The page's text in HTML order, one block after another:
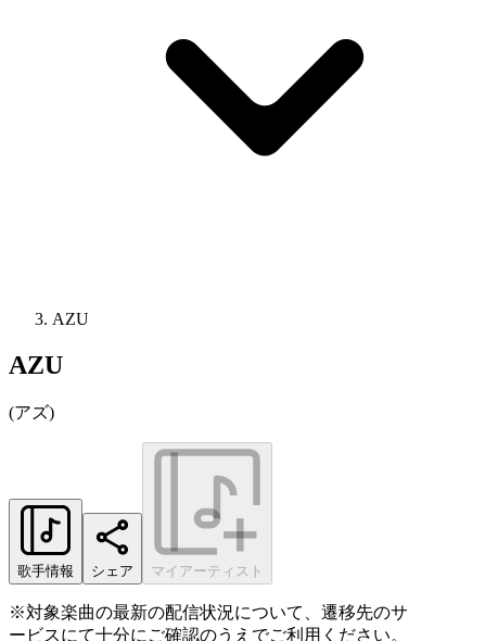
AZU
AZU
(アズ)
歌手情報 シェア マイアーティスト
※対象楽曲の最新の配信状況について、遷移先のサ
ービスにて十分にご確認のうえでご利用ください。